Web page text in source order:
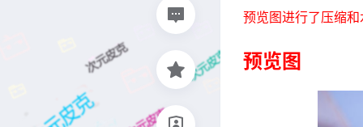
预览图进行了压缩
预览图